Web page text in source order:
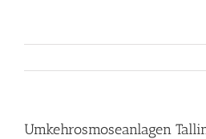
Umkehrosmoseanlagen